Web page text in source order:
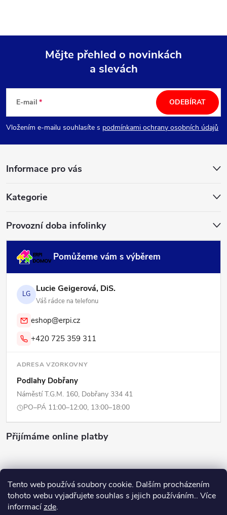
Tento web používá soubory cookie. Dalším procházením
tohoto webu vyjadřujete souhlas s jejich používáním.. Více
informacízde.
p
Mějte přehled o novinkách
a slevách
E-mail
Vložením e-mailu souhlasíte s podmínkami ochrany osobních údajů
ODEBÍRAT
Informace pro vás
Kategorie
Provozní doba infolinky
Pomůžeme vám s výběrem
LG Lucie Geigerová, DiS.
Váš rádce na telefonu
eshop@erpi.cz
+420 725 359 311
ADRESA VZORKOVNY
Podlahy Dobřany
Náměstí T.G.M. 160, Dobřany 334 41
PO–PÁ 11:00–12:00, 13:00–18:00
Přijímáme online platby
Copyright 2026ERPI - Domov. Všechna práva vyhrazena.Upravit